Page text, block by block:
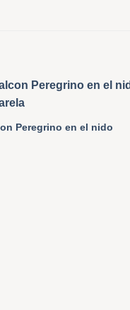
Peregrino en el nido